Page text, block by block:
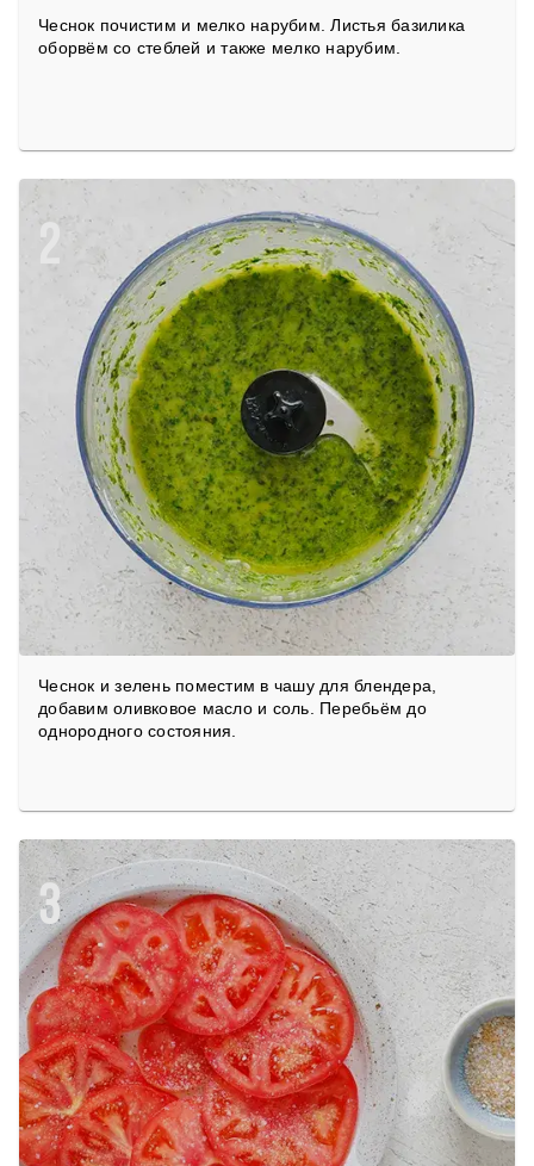
Чеснок почистим и мелко нарубим. Листья базилика
оборвём со стеблей и также мелко нарубим.
2
Чеснок и зелень поместим в чашу для блендера,
добавим оливковое масло и соль. Перебьём до
однородного состояния.
3